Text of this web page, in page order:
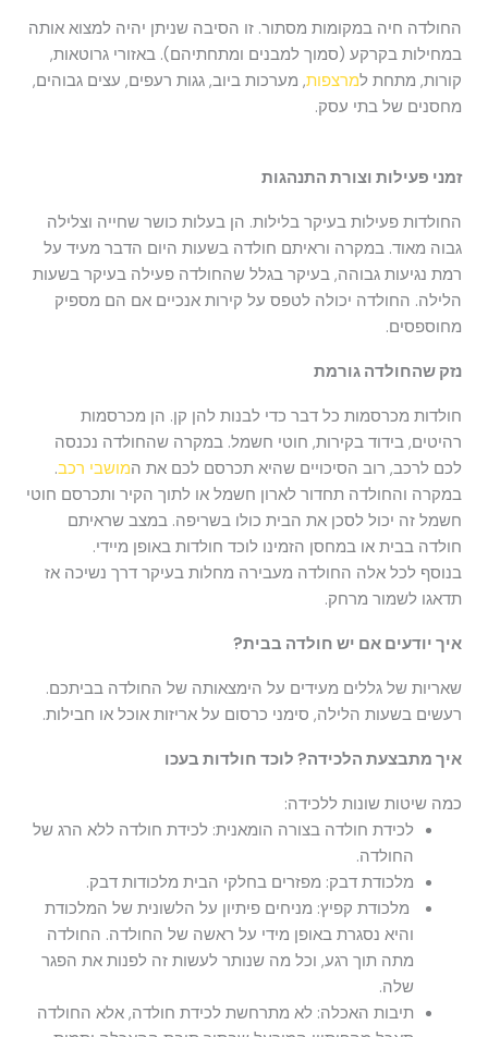
החולדה חיה במקומות מסתור. זו הסיבה שניתן יהיה למצוא אותה
במחילות בקרקע (סמוך למבנים ומתחתיהם). באזורי גרוטאות,
קורות, מתחת למרצפות, מערכות ביוב, גגות רעפים, עצים גבוהים,
מחסנים של בתי עסק.
זמני פעילות וצורת התנהגות
החולדות פעילות בעיקר בלילות. הן בעלות כושר שחייה וצלילה
גבוה מאוד. במקרה וראיתם חולדה בשעות היום הדבר מעיד על
רמת נגיעות גבוהה, בעיקר בגלל שהחולדה פעילה בעיקר בשעות
הלילה. החולדה יכולה לטפס על קירות אנכיים אם הם מספיק
מחוספסים.
נזק שהחולדה גורמת
חולדות מכרסמות כל דבר כדי לבנות להן קן. הן מכרסמות
רהיטים, בידוד בקירות, חוטי חשמל. במקרה שהחולדה נכנסה
לכם לרכב, רוב הסיכויים שהיא תכרסם לכם את המושבי רכב.
במקרה והחולדה תחדור לארון חשמל או לתוך הקיר ותכרסם חוטי
חשמל זה יכול לסכן את הבית כולו בשריפה. במצב שראיתם
חולדה בבית או במחסן הזמינו לוכד חולדות באופן מיידי.
בנוסף לכל אלה החולדה מעבירה מחלות בעיקר דרך נשיכה אז
תדאגו לשמור מרחק.
איך יודעים אם יש חולדה בבית?
שאריות של גללים מעידים על הימצאותה של החולדה בביתכם.
רעשים בשעות הלילה, סימני כרסום על אריזות אוכל או חבילות.
איך מתבצעת הלכידה? לוכד חולדות בעכו
כמה שיטות שונות ללכידה:
לכידת חולדה בצורה הומאנית: לכידת חולדה ללא הרג של
החולדה.
מלכודת דבק: מפזרים בחלקי הבית מלכודות דבק.
מלכודת קפיץ: מניחים פיתיון על הלשונית של המלכודת
והיא נסגרת באופן מידי על ראשה של החולדה. החולדה
מתה תוך רגע, וכל מה שנותר לעשות זה לפנות את הפגר
שלה.
תיבות האכלה: לא מתרחשת לכידת חולדה, אלא החולדה